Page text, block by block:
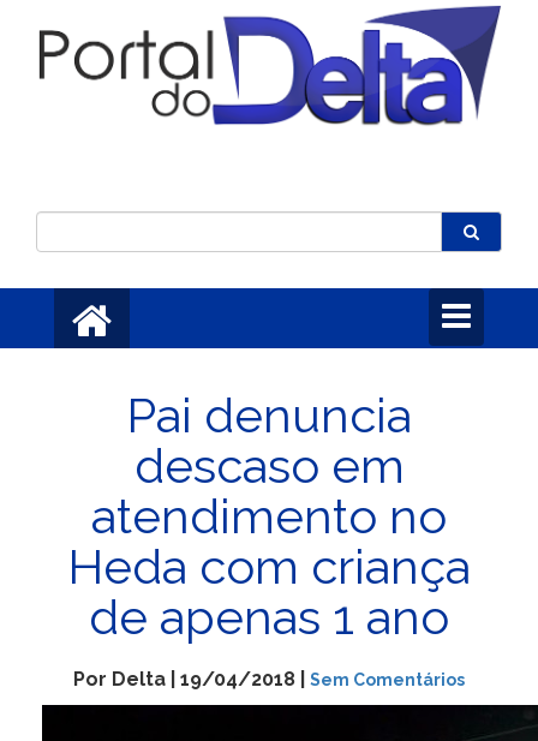
Toggle
navigation
Pai denuncia
descaso em
atendimento no
Heda com criança
de apenas 1 ano
Por Delta | 19/04/2018 | Sem Comentários